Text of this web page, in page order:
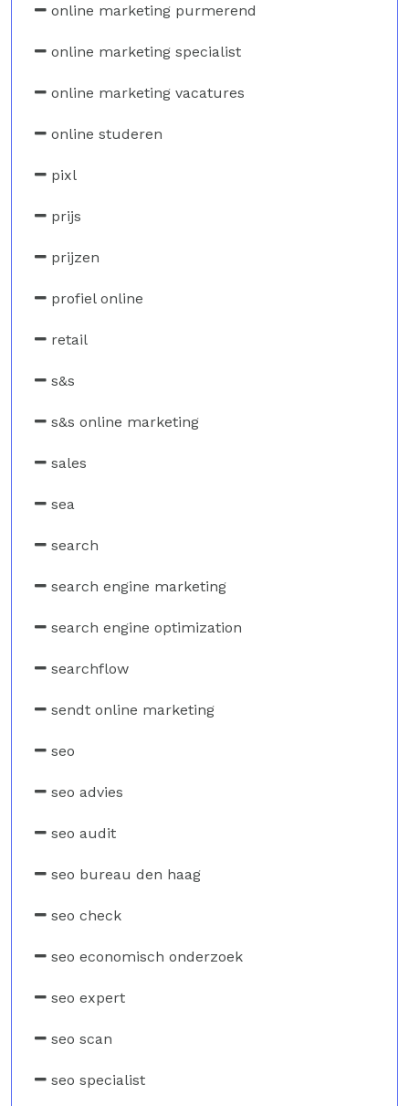
online marketing purmerend
online marketing specialist
online marketing vacatures
online studeren
pixl
prijs
prijzen
profiel online
retail
s&s
s&s online marketing
sales
sea
search
search engine marketing
search engine optimization
searchflow
sendt online marketing
seo
seo advies
seo audit
seo bureau den haag
seo check
seo economisch onderzoek
seo expert
seo scan
seo specialist